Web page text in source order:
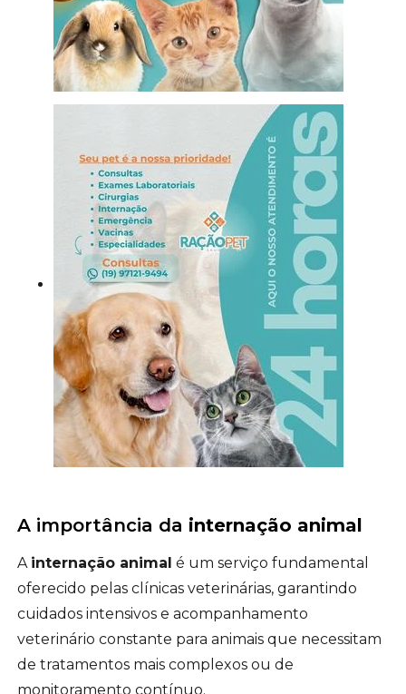
A importância da internação animal
A internação animal é um serviço fundamental
oferecido pelas clínicas veterinárias, garantindo
cuidados intensivos e acompanhamento
veterinário constante para animais que necessitam
de tratamentos mais complexos ou de
monitoramento contínuo.